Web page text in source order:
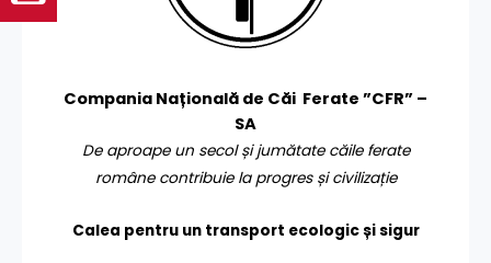
Compania Națională de Căi Ferate ”CFR” –
SA
De aproape un secol și jumătate căile ferate
române contribuie la progres și civilizație
Calea pentru un transport ecologic și sigur